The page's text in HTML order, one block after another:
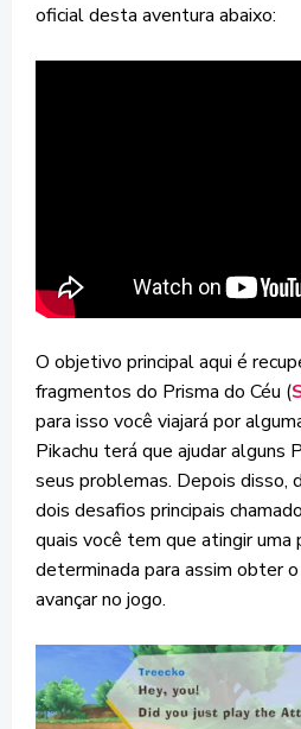
oficial desta aventura abaixo:
O objetivo principal aqui é
fragmentos do Prisma do Céu (
para isso você viajará por
Pikachu terá que ajudar alguns
seus problemas. Depois disso,
dois desafios principais
quais você tem que atingir uma
determinada para assim obter
avançar no jogo.